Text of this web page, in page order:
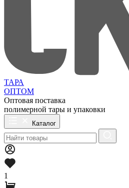
ТАРА
ОПТОМ
Оптовая поставка
полимерной тары и упаковки
Каталог
1